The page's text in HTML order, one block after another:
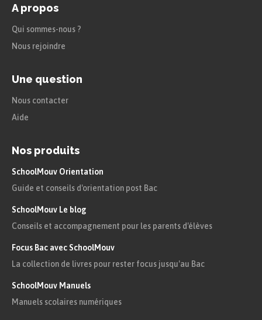
A propos
Qui sommes-nous ?
Nous rejoindre
Une question
Nous contacter
Aide
Nos produits
SchoolMouv Orientation
Guide et conseils d'orientation post Bac
SchoolMouv Le blog
Conseils et accompagnement pour les parents d'élèves
Focus Bac avec SchoolMouv
La collection de livres pour rester focus jusqu'au Bac
SchoolMouv Manuels
Manuels scolaires numériques